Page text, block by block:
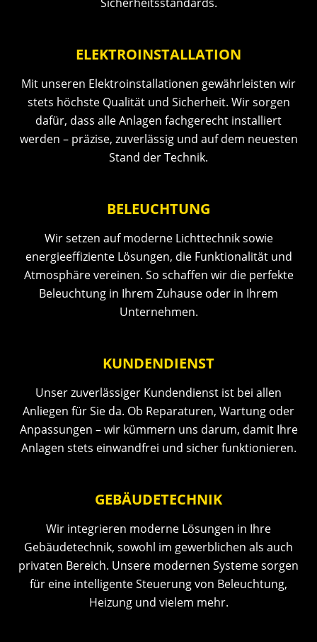
ELEKTROINSTALLATION
Mit unseren Elektroinstallationen gewährleisten wir
stets höchste Qualität und Sicherheit. Wir sorgen
dafür, dass alle Anlagen fachgerecht installiert
werden – präzise, zuverlässig und auf dem neuesten
Stand der Technik.
BELEUCHTUNG
Wir setzen auf moderne Lichttechnik sowie
energieeffiziente Lösungen, die Funktionalität und
Atmosphäre vereinen. So schaffen wir die perfekte
Beleuchtung in Ihrem Zuhause oder in Ihrem
Unternehmen.
KUNDENDIENST
Unser zuverlässiger Kundendienst ist bei allen
Anliegen für Sie da. Ob Reparaturen, Wartung oder
Anpassungen – wir kümmern uns darum, damit Ihre
Anlagen stets einwandfrei und sicher funktionieren.
GEBÄUDETECHNIK
Wir integrieren moderne Lösungen in Ihre
Gebäudetechnik, sowohl im gewerblichen als auch
privaten Bereich. Unsere modernen Systeme sorgen
für eine intelligente Steuerung von Beleuchtung,
Heizung und vielem mehr.